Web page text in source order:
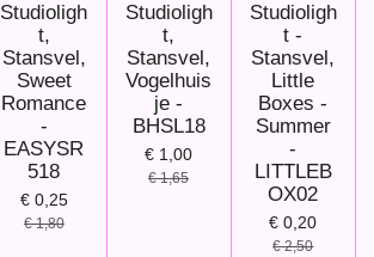
Studioligh
t,
Stansvel,
Sweet
Romance
-
EASYSR
518
€ 0,25
€ 1,80
Studioligh
t,
Stansvel,
Vogelhuis
je -
BHSL18
€ 1,00
€ 1,65
Studioligh
t -
Stansvel,
Little
Boxes -
Summer
-
LITTLEB
OX02
€ 0,20
€ 2,50